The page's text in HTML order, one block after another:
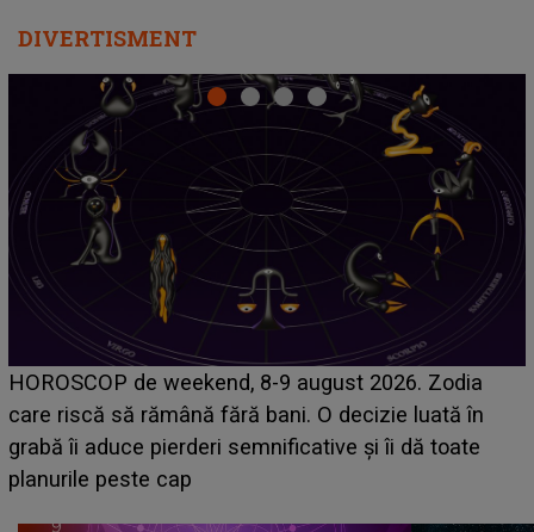
DIVERTISMENT
Emanuel a ținut ACEST DETALIU ASCUNS până
acum! În fața Alexandrei, concurentul din Casa Iubirii
face o MĂRTURISIRE NEAȘTEPTATĂ despre mama
sa: "I-am spus și ei în față, eu nu te iubesc pentru